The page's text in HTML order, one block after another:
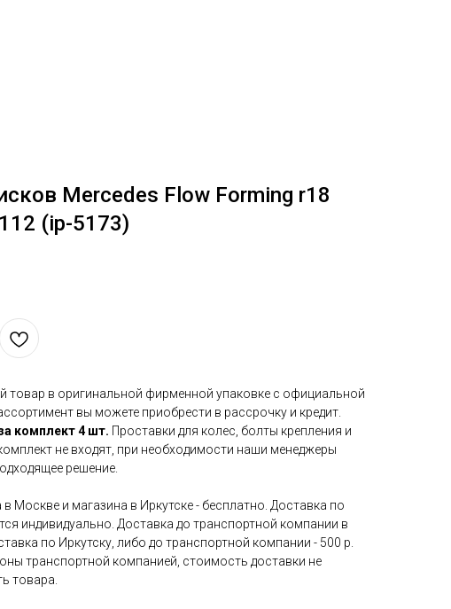
Mercedes Flow Forming r18
(ip-5173)
товар в оригинальной фирменной упаковке с официальной
вы можете приобрести в рассрочку и кредит.
комплект 4 шт. Проставки для колес, болты крепления и
не входят, при необходимости наши менеджеры
решение.
Москве и магазина в Иркутске - бесплатно. Доставка по
индивидуально. Доставка до транспортной компании в
по Иркутску, либо до транспортной компании - 500 р.
транспортной компанией, стоимость доставки не
товара.